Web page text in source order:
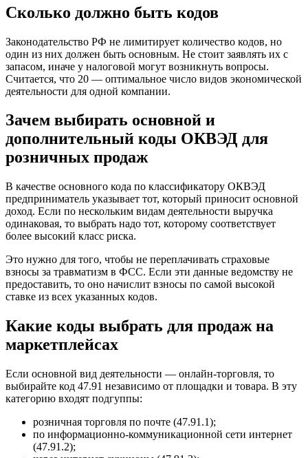
Сколько должно быть кодов
Законодательство РФ не лимитирует количество кодов, но
один из них должен быть основным. Не стоит заявлять их с
запасом, иначе у налоговой могут возникнуть вопросы.
Считается, что 20 — оптимальное число видов экономической
деятельности для одной компании.
Зачем выбирать основной и
дополнительный коды ОКВЭД для
розничных продаж
В качестве основного кода по классификатору ОКВЭД
предприниматель указывает тот, который приносит основной
доход. Если по нескольким видам деятельности выручка
одинаковая, то выбрать надо тот, которому соответствует
более высокий класс риска.
Это нужно для того, чтобы не переплачивать страховые
взносы за травматизм в ФСС. Если эти данные ведомству не
предоставить, то оно начислит взносы по самой высокой
ставке из всех указанных кодов.
Какие коды выбрать для продаж на
маркетплейсах
Если основной вид деятельности — онлайн-торговля, то
выбирайте код 47.91 независимо от площадки и товара. В эту
категорию входят подгуппы:
розничная торговля по почте (47.91.1);
по информационно-коммуникационной сети интернет
(47.91.2);